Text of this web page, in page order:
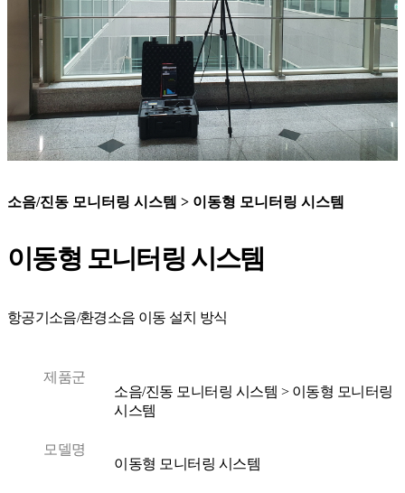
소음/진동 모니터링 시스템 > 이동형 모니터링 시스템
이동형 모니터링 시스템
항공기소음/환경소음 이동 설치 방식
제품군
소음/진동 모니터링 시스템 > 이동형 모니터링
시스템
모델명
이동형 모니터링 시스템